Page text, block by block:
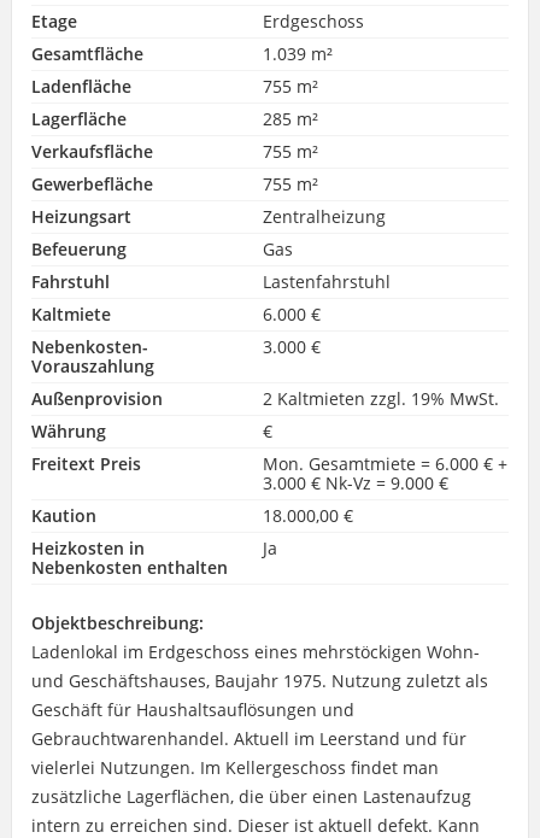
Etage
Erdgeschoss
Gesamtfläche
1.039 m²
Ladenfläche
755 m²
Lagerfläche
285 m²
Verkaufsfläche
755 m²
Gewerbefläche
755 m²
Heizungsart
Zentralheizung
Befeuerung
Gas
Fahrstuhl
Lastenfahrstuhl
Kaltmiete
6.000 €
Nebenkosten-
Vorauszahlung
3.000 €
Außenprovision
2 Kaltmieten zzgl. 19% MwSt.
Währung
€
Freitext Preis
Mon. Gesamtmiete = 6.000 € +
3.000 € Nk-Vz = 9.000 €
Kaution
18.000,00 €
Heizkosten in
Nebenkosten enthalten
Ja
Objektbeschreibung:
Ladenlokal im Erdgeschoss eines mehrstöckigen Wohn-
und Geschäftshauses, Baujahr 1975. Nutzung zuletzt als
Geschäft für Haushaltsauflösungen und
Gebrauchtwarenhandel. Aktuell im Leerstand und für
vielerlei Nutzungen. Im Kellergeschoss findet man
zusätzliche Lagerflächen, die über einen Lastenaufzug
intern zu erreichen sind. Dieser ist aktuell defekt. Kann